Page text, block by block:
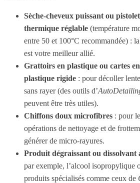
Sèche-cheveux puissant ou pistolet
thermique réglable (température
entre 50 et 100°C recommandée) :
est votre meilleur allié.
Grattoirs en plastique ou cartes en
plastique rigide : pour décoller
sans rayer (des outils d’
peuvent être très utiles).
Chiffons doux microfibres : pour
opérations de nettoyage et de
générer de micro-rayures.
Produit dégraissant ou dissolvant
par exemple, l’alcool isopropylique
produits spécialisés comme ceux de